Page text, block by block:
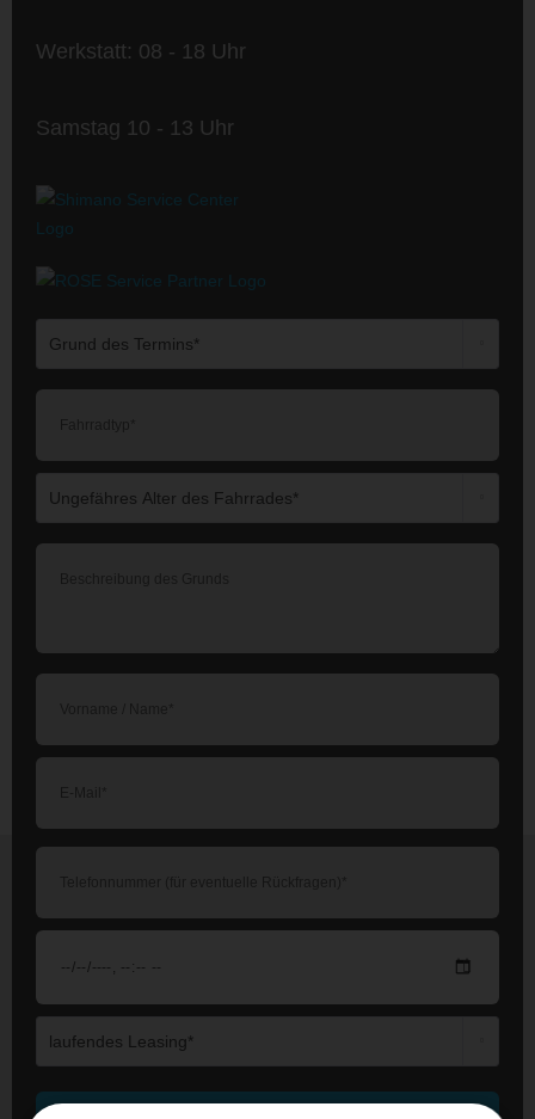
Werkstatt: 08 - 18 Uhr
Samstag 10 - 13 Uhr
Die mit einem * markierten Felder sind Pflichtfelder.